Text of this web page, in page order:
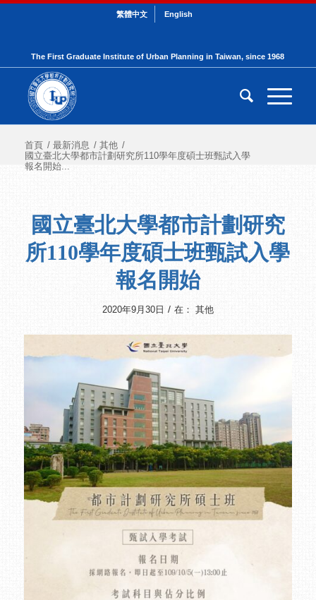
繁體中文 English
The First Graduate Institute of Urban Planning in Taiwan, since 1968
首頁 / 最新消息 / 其他 /
國立臺北大學都市計劃研究所110學年度碩士班甄試入學
報名開始...
國立臺北大學都市計劃研究
所110學年度碩士班甄試入學
報名開始
2020年9月30日 / 在： 其他